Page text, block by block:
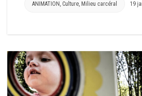
ANIMATION , Culture, Milieu carcéral 19